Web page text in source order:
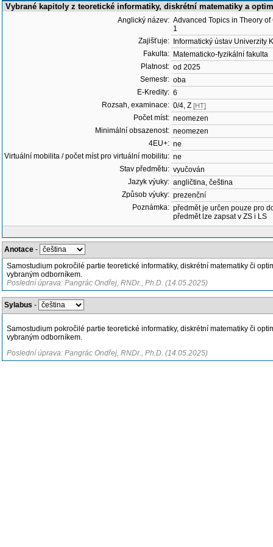
Vybrané kapitoly z teoretické informatiky, diskrétní matematiky a
Anglický název: Advanced Topics in Theory
1
Zajišťuje:
Informatický ústav Univerzity
Fakulta: Matematicko-fyzikální fakulta
Platnost: od 2025
Semestr: oba
E-Kredity: 6
Rozsah, examinace: 0/4, Z [HT]
Počet míst: neomezen
Minimální obsazenost: neomezen
4EU+: ne
Virtuální mobilita / počet míst pro virtuální mobilitu: ne
Stav předmětu: vyučován
Jazyk výuky: angličtina, čeština
Způsob výuky: prezenční
Poznámka: předmět je určen pouze pro
předmět lze zapsat v ZS i LS
Anotace -
Samostudium pokročilé partie teoretické informatiky, diskrétní matematiky či
vybraným odborníkem.
Poslední úprava: Pangrác Ondřej, RNDr., Ph.D. (14.05.2025)
Sylabus -
Samostudium pokročilé partie teoretické informatiky, diskrétní matematiky či
vybraným odborníkem.
Poslední úprava: Pangrác Ondřej, RNDr., Ph.D. (14.05.2025)